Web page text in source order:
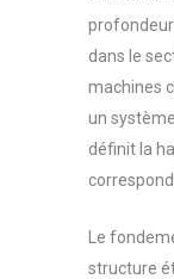
dans le
machines
un
définit la
Le
structure